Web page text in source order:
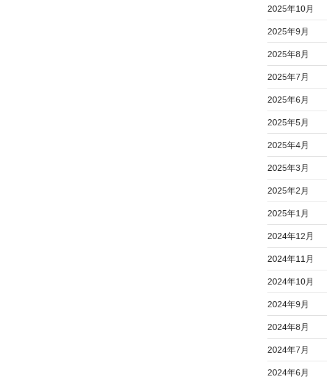
2025年10月
2025年9月
2025年8月
2025年7月
2025年6月
2025年5月
2025年4月
2025年3月
2025年2月
2025年1月
2024年12月
2024年11月
2024年10月
2024年9月
2024年8月
2024年7月
2024年6月